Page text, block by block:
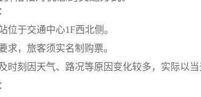
位于交通中心1F西北侧。
求，旅客须实名制购票。
时刻因天气、路况等原因变化较多，实际以当